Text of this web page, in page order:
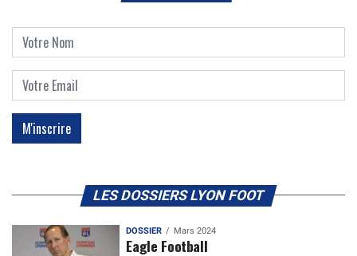
LES DOSSIERS LYON FOOT
DOSSIER Mars 2024
Eagle Football